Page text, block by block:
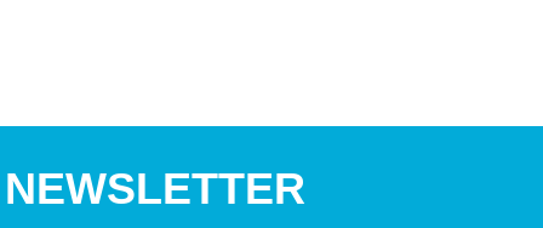
NEWSLETTER